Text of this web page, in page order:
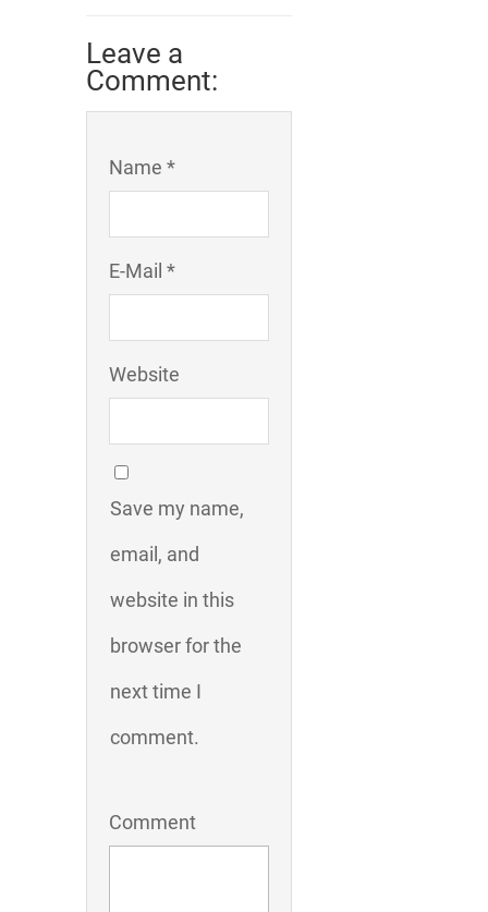
Leave a
Comment:
Name *
E-Mail *
Website
Save my name,
email, and
website in this
browser for the
next time I
comment.
Comment